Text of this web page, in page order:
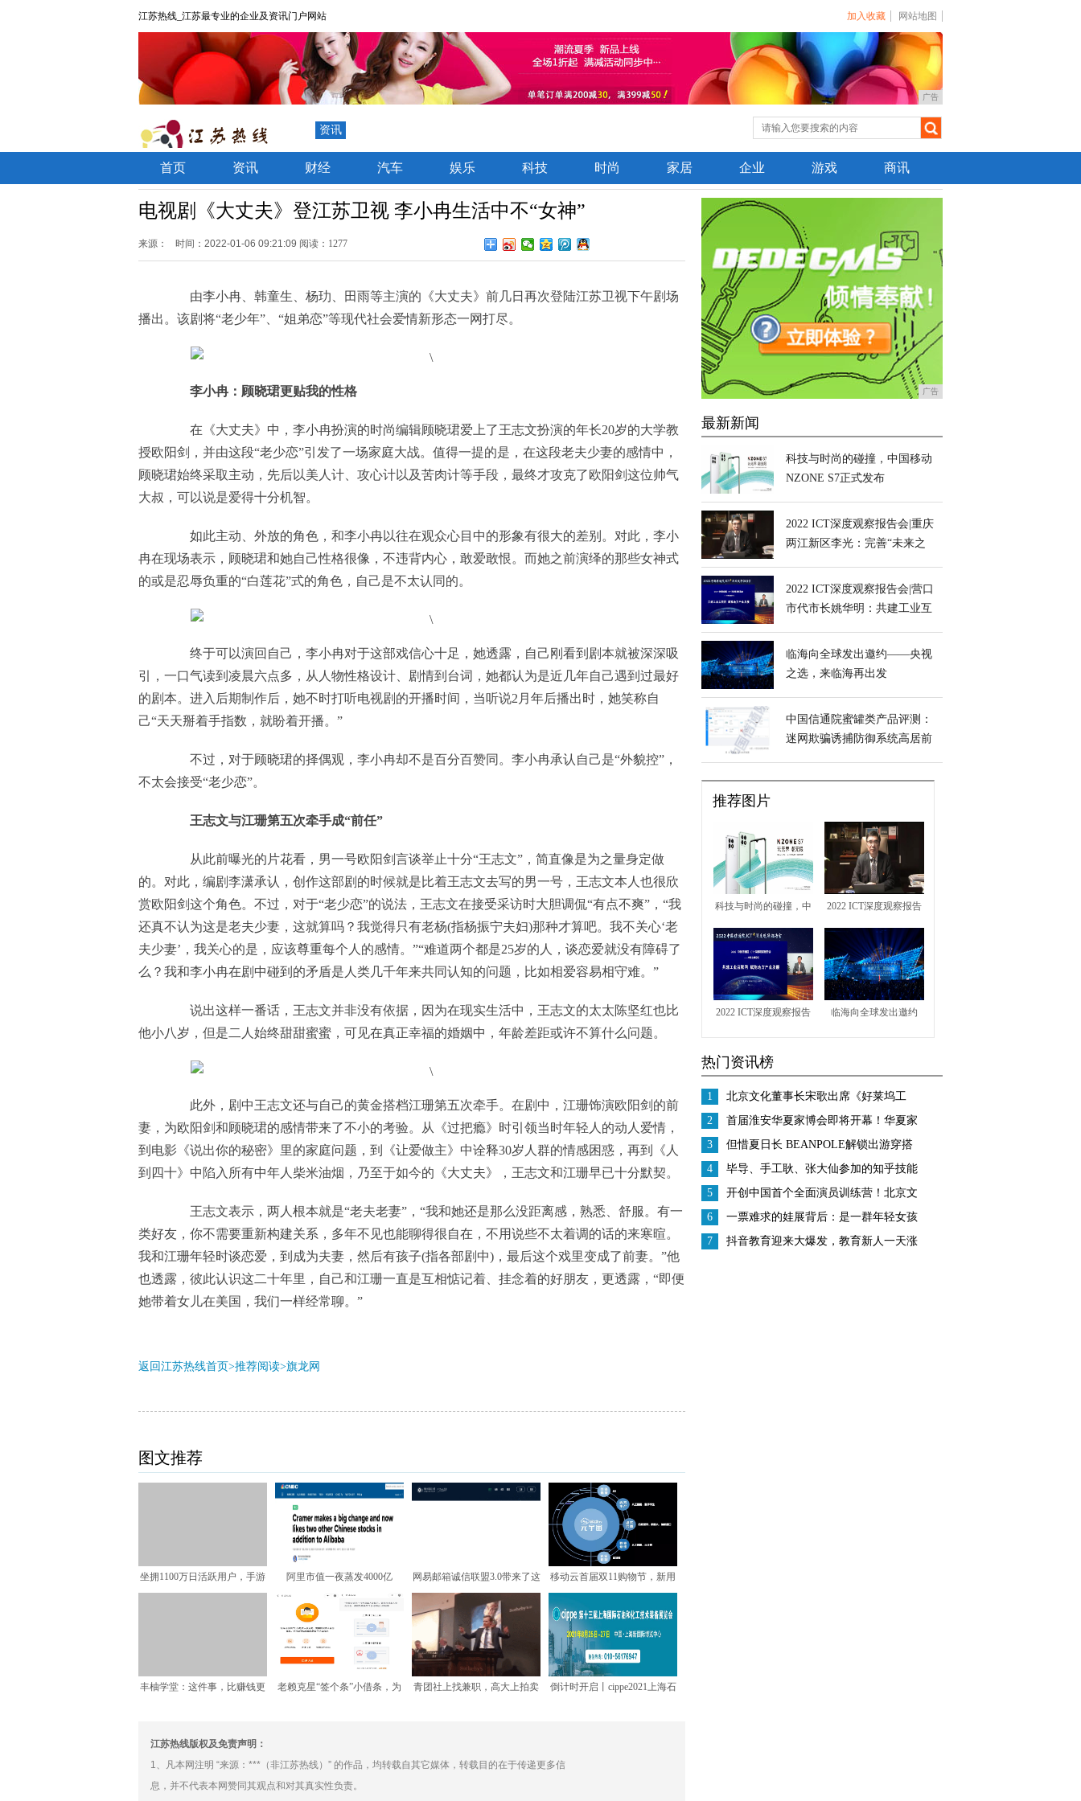
江苏热线_江苏最专业的企业及资讯门户网站 加入收藏 网站地图
广告
资讯
首页 资讯 财经 汽车 娱乐 科技 时尚 家居 企业 游戏 商讯
电视剧《大丈夫》登江苏卫视 李小冉生活中不“女神”
来源： 时间：2022-01-06 09:21:09 阅读：1277
由李小冉、韩童生、杨玏、田雨等主演的《大丈夫》前几日再次登陆江苏卫视下午剧场
播出。该剧将“老少年”、“姐弟恋”等现代社会爱情新形态一网打尽。
李小冉：顾晓珺更贴我的性格
在《大丈夫》中，李小冉扮演的时尚编辑顾晓珺爱上了王志文扮演的年长20岁的大学教
授欧阳剑，并由这段“老少恋”引发了一场家庭大战。值得一提的是，在这段老夫少妻的感情中，
顾晓珺始终采取主动，先后以美人计、攻心计以及苦肉计等手段，最终才攻克了欧阳剑这位帅气
大叔，可以说是爱得十分机智。
如此主动、外放的角色，和李小冉以往在观众心目中的形象有很大的差别。对此，李小
冉在现场表示，顾晓珺和她自己性格很像，不违背内心，敢爱敢恨。而她之前演绎的那些女神式
的或是忍辱负重的“白莲花”式的角色，自己是不太认同的。
终于可以演回自己，李小冉对于这部戏信心十足，她透露，自己刚看到剧本就被深深吸
引，一口气读到凌晨六点多，从人物性格设计、剧情到台词，她都认为是近几年自己遇到过最好
的剧本。进入后期制作后，她不时打听电视剧的开播时间，当听说2月年后播出时，她笑称自
己“天天掰着手指数，就盼着开播。”
不过，对于顾晓珺的择偶观，李小冉却不是百分百赞同。李小冉承认自己是“外貌控”，
不太会接受“老少恋”。
王志文与江珊第五次牵手成“前任”
从此前曝光的片花看，男一号欧阳剑言谈举止十分“王志文”，简直像是为之量身定做
的。对此，编剧李潇承认，创作这部剧的时候就是比着王志文去写的男一号，王志文本人也很欣
赏欧阳剑这个角色。不过，对于“老少恋”的说法，王志文在接受采访时大胆调侃“有点不爽”，“我
还真不认为这是老夫少妻，这就算吗？我觉得只有老杨(指杨振宁夫妇)那种才算吧。我不关心‘老
夫少妻’，我关心的是，应该尊重每个人的感情。”“难道两个都是25岁的人，谈恋爱就没有障碍了
么？我和李小冉在剧中碰到的矛盾是人类几千年来共同认知的问题，比如相爱容易相守难。”
说出这样一番话，王志文并非没有依据，因为在现实生活中，王志文的太太陈坚红也比
他小八岁，但是二人始终甜甜蜜蜜，可见在真正幸福的婚姻中，年龄差距或许不算什么问题。
此外，剧中王志文还与自己的黄金搭档江珊第五次牵手。在剧中，江珊饰演欧阳剑的前
妻，为欧阳剑和顾晓珺的感情带来了不小的考验。从《过把瘾》时引领当时年轻人的动人爱情，
到电影《说出你的秘密》里的家庭问题，到《让爱做主》中诠释30岁人群的情感困惑，再到《人
到四十》中陷入所有中年人柴米油烟，乃至于如今的《大丈夫》，王志文和江珊早已十分默契。
王志文表示，两人根本就是“老夫老妻”，“我和她还是那么没距离感，熟悉、舒服。有一
类好友，你不需要重新构建关系，多年不见也能聊得很自在，不用说些不太着调的话的来寒暄。
我和江珊年轻时谈恋爱，到成为夫妻，然后有孩子(指各部剧中)，最后这个戏里变成了前妻。”他
也透露，彼此认识这二十年里，自己和江珊一直是互相惦记着、挂念着的好朋友，更透露，“即便
她带着女儿在美国，我们一样经常聊。”
返回江苏热线首页>推荐阅读>旗龙网
图文推荐
坐拥1100万日活跃用户，手游
阿里市值一夜蒸发4000亿
CNBC财经评论员
网易邮箱诚信联盟3.0带来了这
些小惊喜
移动云首届双11购物节，新用
丰柚学堂：这件事，比赚钱更
老赖克星“签个条”小借条，为
青团社上找兼职，高大上拍卖
倒计时开启丨cippe2021上海石
江苏热线版权及免责声明：
1、凡本网注明 “来源：***（非江苏热线）” 的作品，均转载自其它媒体，转载目的在于传递更多信
息，并不代表本网赞同其观点和对其真实性负责。
广告
最新新闻
科技与时尚的碰撞，中国移动
NZONE S7正式发布
2022 ICT深度观察报告会|重庆
两江新区李光：完善“未来之
展
2022 ICT深度观察报告会|营口
市代市长姚华明：共建工业互
临海向全球发出邀约——央视
之选，来临海再出发
中国信通院蜜罐类产品评测：
迷网欺骗诱捕防御系统高居前
推荐图片
科技与时尚的碰撞，中
国移动NZONE S7正式
发布
2022 ICT深度观察报告
会|重庆两江新区李光：
完善“未来之城”底座，
助推经济高质量发展
2022 ICT深度观察报告
明：共建工业互联网 赋
临海向全球发出邀约
热门资讯榜
1
北京文化董事长宋歌出席《好莱坞工
匠》中美影视分享会， 助力中国电影发
展
2
首届淮安华夏家博会即将开幕！华夏家
博会百城计划进度过半！
3
但惜夏日长 BEANPOLE解锁出游穿搭
4
毕导、手工耿、张大仙参加的知乎技能
研究所是什么？
5
开创中国首个全面演员训练营！北京文
化或将再发爆款！
6
一票难求的娃展背后：是一群年轻女孩
从追星到创业的蝶变
7
抖音教育迎来大爆发，教育新人一天涨